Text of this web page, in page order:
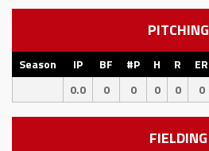
PITCHING
Season IP BF #P H R ER
0.0
0 0 0 0 0
FIELDING